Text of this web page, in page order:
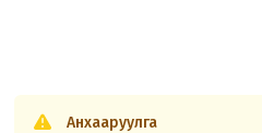
Анхааруулга